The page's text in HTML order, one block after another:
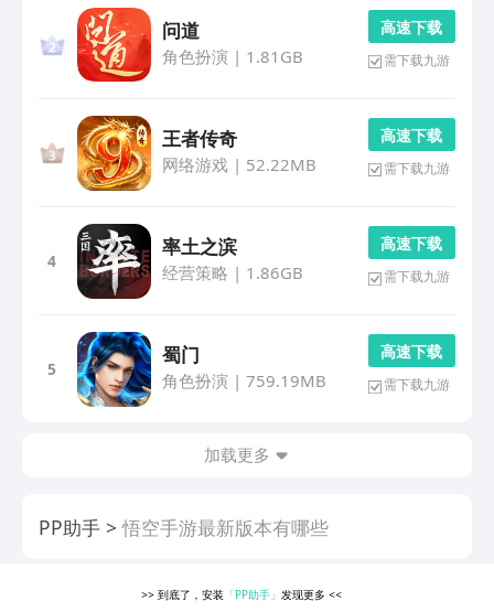
问道
角色扮演 | 1.81GB
高 速 下 载
需下载九游
王者传奇
网络游戏| 52.22MB
高 速 下 载
需下载九游
4
率土之滨
经营策略 | 1.86GB
高 速 下 载
需下载九游
5
蜀门
角色扮演 | 759.19MB
高 速 下 载
需下载九游
加载更多
PP助手 悟空手游最新版本有哪些
>> 到底了，安装 「PP助手」 发现更多<<